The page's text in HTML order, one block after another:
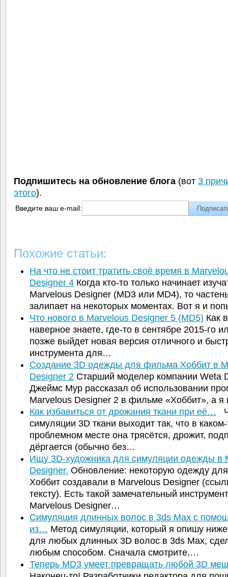
Подпишитесь на обновление блога (вот 3
этого).
Введите ваш e-mail:
Похожие статьи:
На что не стоит тратить своё время в
Designer 4Когда кто-то только начинает
Marvelous Designer (MD3 или MD4), то
залипает на некоторых моментах. Вот я и
Что нового в Marvelous Designer 5 (MD5) Как
наверное знаете, где-то в сентябре 2015-го
позже выйдет новая версия отличного и
инструмента для…
Создание 3D одежды для фильма Хоббит в
Designer 2Старший моделер компании Weta
Джеймс Мур рассказал об использовании
Marvelous Designer 2 в фильме «Хоббит», а
Как избавиться от дрожания ткани при её…
симуляции 3D ткани выходит так, что в каком-
проблемном месте она трясётся, дрожит,
дёргается (обычно без…
Ищу 3D-художника для симуляции одежды в
Designer. Обновление: некоторую одежду
Хоббит создавали в Marvelous Designer
тексту). Есть такой замечательный инструмент
Marvelous Designer…
Симуляция длинных волос в 3ds Max с
из… Метод симуляции, который я опишу
для любых длинных 3D волос в 3ds Max,
любым способом. Сначала смотрите,…
Теперь MD3 умеет превращать любой 3D